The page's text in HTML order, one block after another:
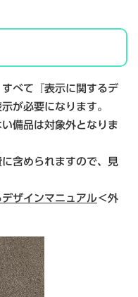
べて『表示に関するデ
が必要になります。
備品は対象外となりま
含められますので、見
ザインマニュアル＜外